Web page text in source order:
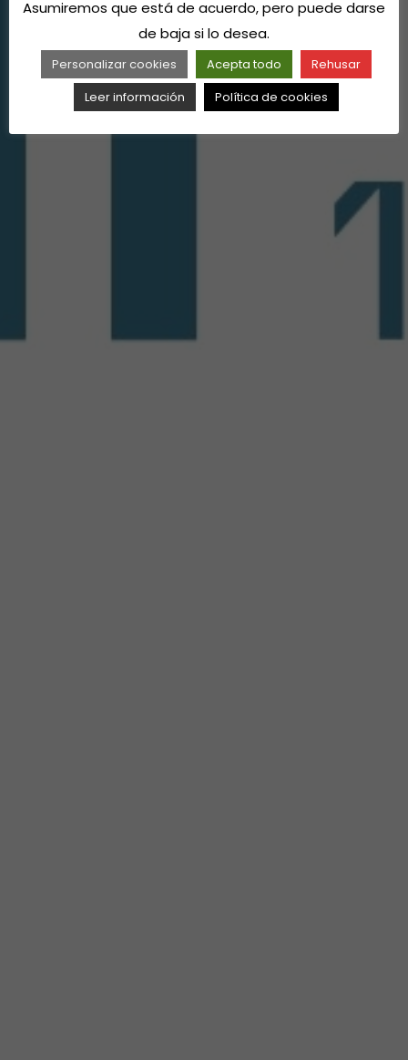
Asumiremos que está de acuerdo, pero puede darse
de baja si lo desea.
Personalizar cookies Acepta todo
Rehusar
Leer información
Política de cookies